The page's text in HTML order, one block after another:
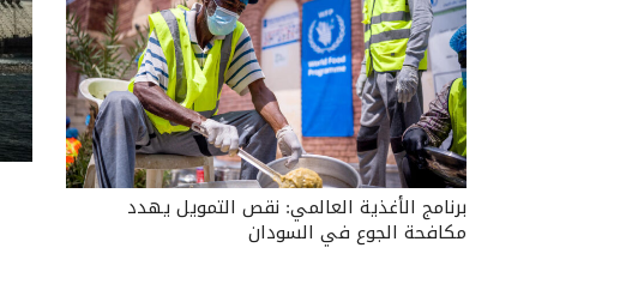
برنامج الأغذية العالمي: نقص التمويل يهدد
مكافحة الجوع في السودان